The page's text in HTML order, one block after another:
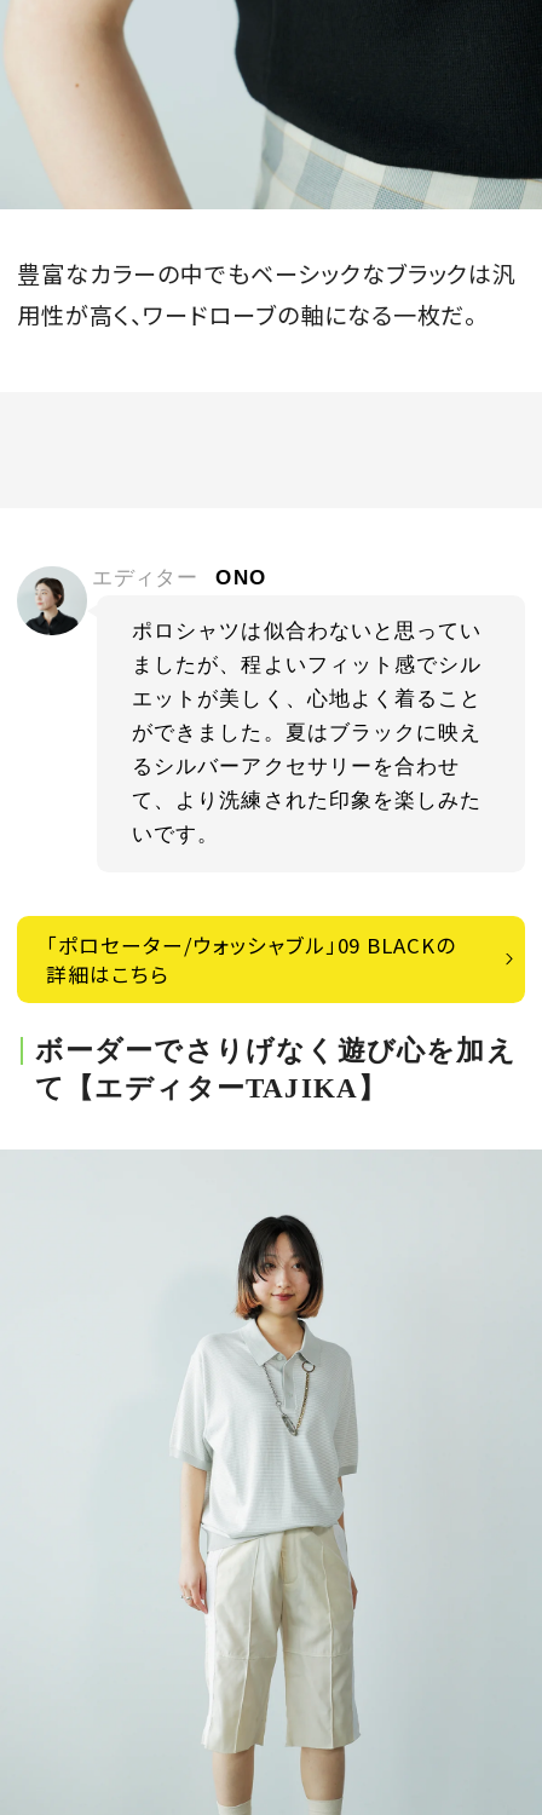
豊富なカラーの中でもベーシックなブラックは汎
用性が高く、ワードローブの軸になる一枚だ。
エディター ONO
ポロシャツは似合わないと思ってい
ましたが、程よいフィット感でシル
エットが美しく、心地よく着ること
ができました。夏はブラックに映え
るシルバーアクセサリーを合わせ
て、より洗練された印象を楽しみた
いです。
「ポロセーター/ウォッシャブル」09 BLACKの
詳細はこちら
ボーダーでさりげなく遊び心を加え
て【エディターTAJIKA】